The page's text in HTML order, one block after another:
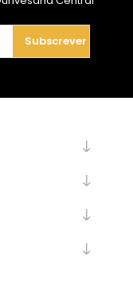
Subscrever